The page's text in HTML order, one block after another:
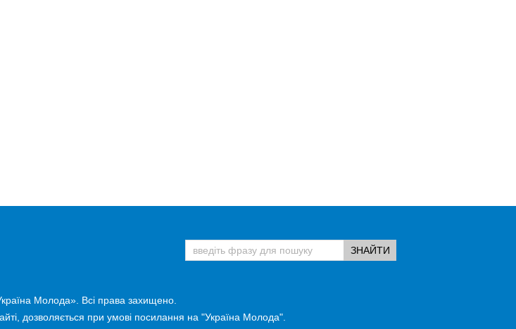
Молода». Всі права захищено.
дозволяється при умові посилання на "Україна Молода".